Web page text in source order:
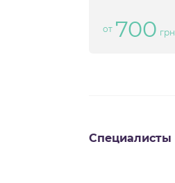
от 700 грн
Специалисты